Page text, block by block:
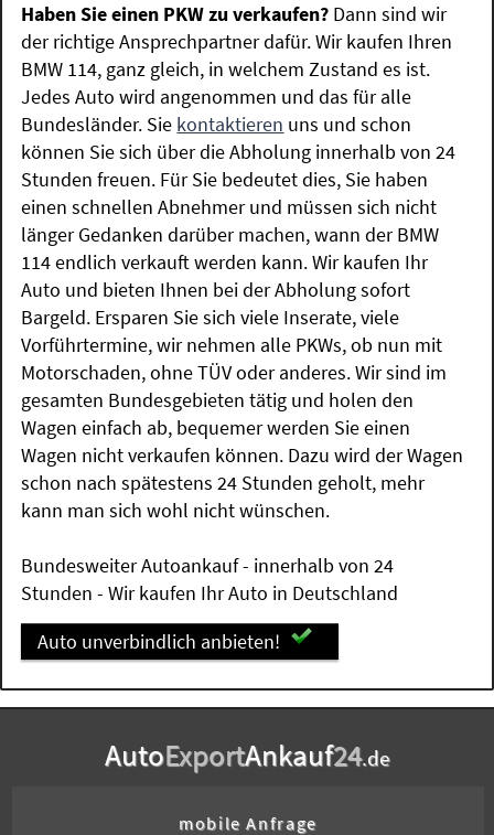
Haben Sie einen PKW zu verkaufen? Dann sind wir
der richtige Ansprechpartner dafür. Wir kaufen Ihren
BMW 114, ganz gleich, in welchem Zustand es ist.
Jedes Auto wird angenommen und das für alle
Bundesländer. Sie kontaktieren uns und schon
können Sie sich über die Abholung innerhalb von 24
Stunden freuen. Für Sie bedeutet dies, Sie haben
einen schnellen Abnehmer und müssen sich nicht
länger Gedanken darüber machen, wann der BMW
114 endlich verkauft werden kann. Wir kaufen Ihr
Auto und bieten Ihnen bei der Abholung sofort
Bargeld. Ersparen Sie sich viele Inserate, viele
Vorführtermine, wir nehmen alle PKWs, ob nun mit
Motorschaden, ohne TÜV oder anderes. Wir sind im
gesamten Bundesgebieten tätig und holen den
Wagen einfach ab, bequemer werden Sie einen
Wagen nicht verkaufen können. Dazu wird der Wagen
schon nach spätestens 24 Stunden geholt, mehr
kann man sich wohl nicht wünschen.
Bundesweiter Autoankauf - innerhalb von 24
Stunden - Wir kaufen Ihr Auto in Deutschland
Auto unverbindlich anbieten!
AutoExportAnkauf24.de
mobile Anfrage